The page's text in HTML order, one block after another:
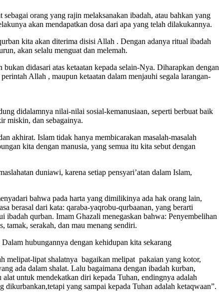
orang yang rajin melaksanakan ibadah, atau bahkan yang
akan mendapatkan dosa dari apa yang telah dilakukannya.
kita akan diterima disisi Allah . Dengan adanya ritual ibadah
akan selalu menguat dan melemah.
didasari atas ketaatan kepada selain-Nya. Diharapkan dengan
Allah , maupun ketaatan dalam menjauhi segala larangan-
didalamnya nilai-nilai sosial-kemanusiaan, seperti berbuat baik
miskin, dan sebagainya.
akhirat. Islam tidak hanya membicarakan masalah-masalah
kita dengan manusia, yang semua itu kita sebut dengan
duniawi, karena setiap pensyari’atan dalam Islam,
bahwa pada harta yang dimilikinya ada hak orang lain,
berasal dari kata: qaraba-yaqrobu-qurbaanan, yang berarti
ibadah qurban. Imam Ghazali menegaskan bahwa: Penyembelihan
tamak, serakah, dan mau menang sendiri.
hubungannya dengan kehidupan kita sekarang
melipat-lipat shalatnya bagaikan melipat pakaian yang kotor,
ada dalam shalat. Lalu bagaimana dengan ibadah kurban,
untuk mendekatkan diri kepada Tuhan, endingnya adalah
yang sampai kepada Tuhan adalah ketaqwaan”.